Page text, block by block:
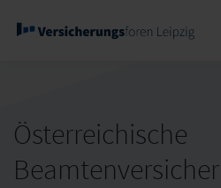
Österreichische